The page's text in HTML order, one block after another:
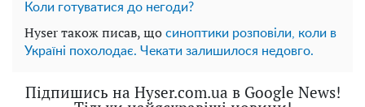
Коли готуватися до негоди?
Hyser також писав, що синоптики розповіли, коли в
Україні похолодає. Чекати залишилося недовго.
Підпишись на Hyser.com.ua в Google News!